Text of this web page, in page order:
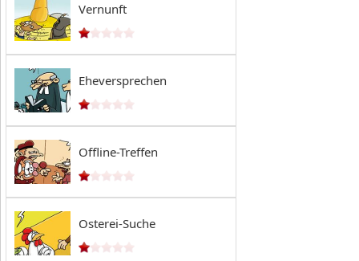
Vernunft
Eheversprechen
Offline-Treffen
Osterei-Suche